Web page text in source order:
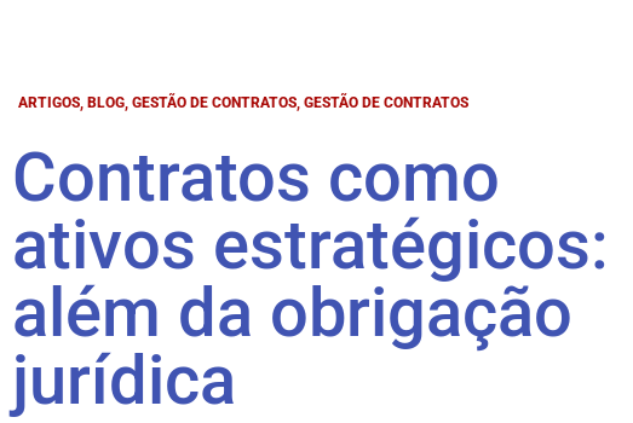
ARTIGOS, BLOG, GESTÃO DE CONTRATOS, GESTÃO DE CONTRATOS
Contratos como
ativos estratégicos:
além da obrigação
jurídica